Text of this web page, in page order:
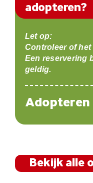
adopteren?
Let op:
Controleer of
Een reservering
geldig.
Adopteren
Bekijk alle